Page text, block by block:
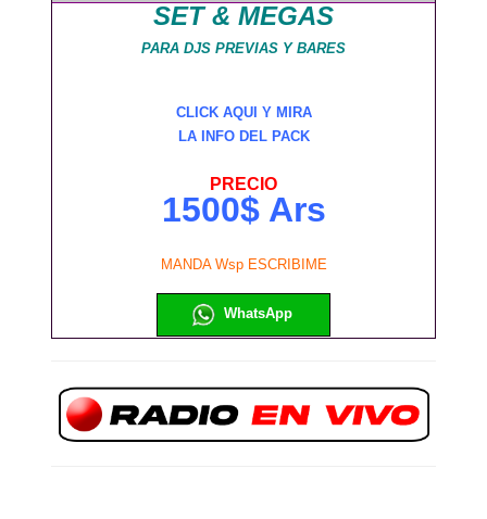
SET & MEGAS
PARA DJS PREVIAS Y BARES
CLICK AQUI Y MIRA
LA INFO DEL PACK
PRECIO
1500$ Ars
MANDA Wsp ESCRIBIME
WhatsApp